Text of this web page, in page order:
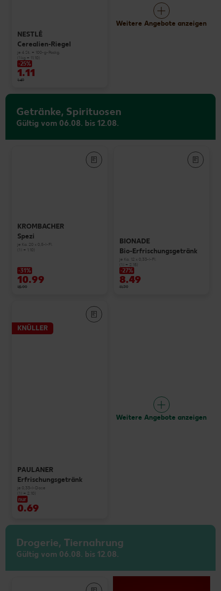
NESTLÉ
Cerealien-Riegel
je 4 St. = 100-g-Packg.
(1 kg = 11.10)
-25%
1.11
1.49
Weitere Angebote anzeigen
Getränke, Spirituosen
Gültig vom 06.08. bis 12.08.
KROMBACHER
Spezi
je Ka. 20 x 0,5-l-Fl.
(1 l = 1.10)
-31%
10.99
15.99
BIONADE
Bio-Erfrischungsgetränk
je Ka. 12 x 0,33-l-Fl.
(1 l = 2.15)
-27%
8.49
11.79
KNÜLLER
PAULANER
Erfrischungsgetränk
je 0,33-l-Dose
(1 l = 2.10)
nur
0.69
Weitere Angebote anzeigen
Drogerie, Tiernahrung
Gültig vom 06.08. bis 12.08.